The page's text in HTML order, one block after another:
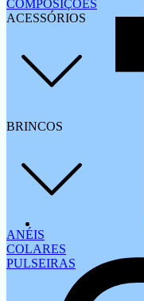
COMPOSIÇÕES
ACESSÓRIOS
BRINCOS
ANÉIS
COLARES
PULSEIRAS